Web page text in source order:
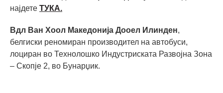
најдете ТУКА.
Вдл Ван Хоол Македонија Дооел Илинден,
белгиски реномиран производител на автобуси,
лоциран во Технолошко Индустриската Развојна Зона
– Скопје 2, во Бунарџик.